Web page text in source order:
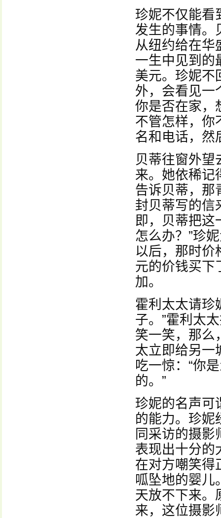
珍妮不仅能看
发生的事情。
从纽约给在华
一生中见到的
美元。珍妮不
外，会看见一
你是否在家，
不管怎样，你
名和电话，然
贝蒂往窗外望
来。她依稀记
告诉贝蒂，那
封贝蒂写的信
即，贝蒂把这
怎么办？”珍
以后，那时价
元的价钱买下
加。
霍利太太请珍
子。”霍利太
笑一笑，那么
太立即给另一
吃一惊：“你
的。”
珍妮的名声可
的能力。珍妮
同采访的摄
表现出十分的
在对方嘲笑得
呱坠地的婴儿
天放不下来。
来，这位摄影